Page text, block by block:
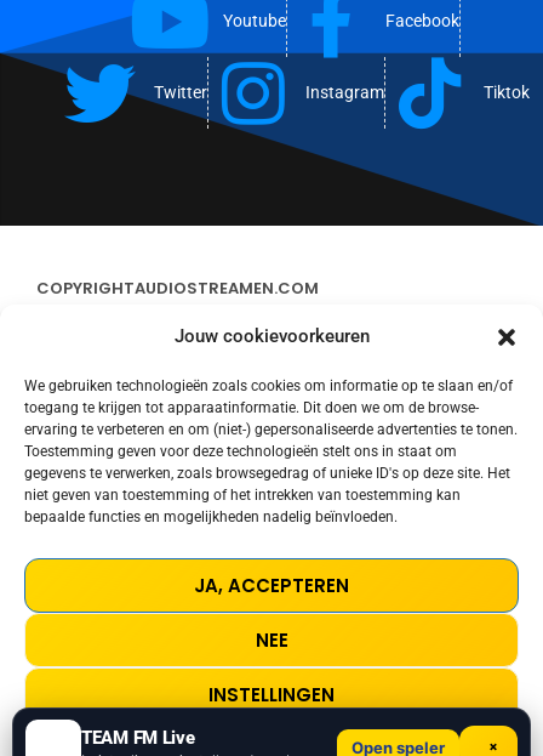
Jouw cookievoorkeuren
We gebruiken technologieën zoals cookies om informatie op te slaan en/of
toegang te krijgen tot apparaatinformatie. Dit doen we om de browse-
ervaring te verbeteren en om (niet-) gepersonaliseerde advertenties te tonen.
Toestemming geven voor deze technologieën stelt ons in staat om
gegevens te verwerken, zoals browsegedrag of unieke ID's op deze site. Het
niet geven van toestemming of het intrekken van toestemming kan
bepaalde functies en mogelijkheden nadelig beïnvloeden.
JA, ACCEPTEREN
NEE
INSTELLINGEN
Youtube Facebook
Twitter Instagram Tiktok
COPYRIGHTAUDIOSTREAMEN.COM
CONTACT
STREAMS
COOKIE POLICY (EU)
TERMS AND CONDITIONS
TEAM FM Live Open speler ×